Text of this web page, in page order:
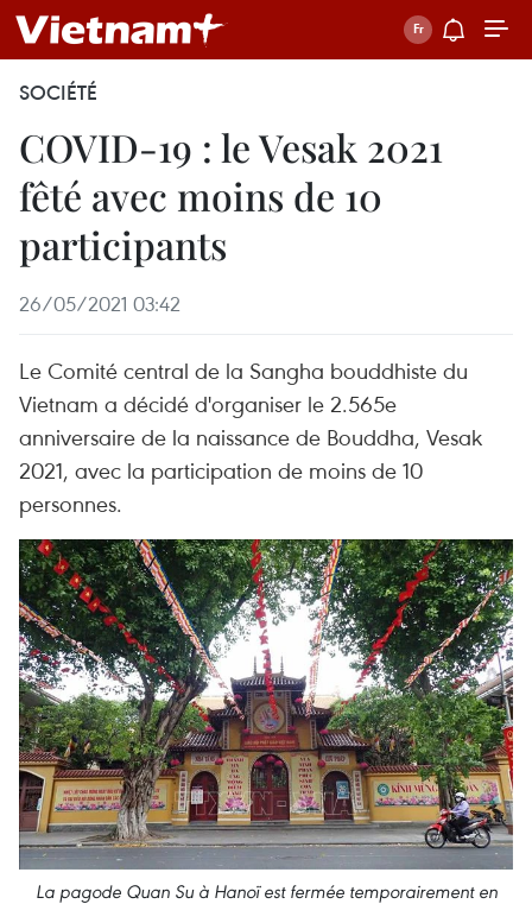
SOCIÉTÉ
COVID-19 : le Vesak 2021
fêté avec moins de 10
participants
26/05/2021 03:42
Le Comité central de la Sangha bouddhiste du
Vietnam a décidé d'organiser le 2.565e
anniversaire de la naissance de Bouddha, Vesak
2021, avec la participation de moins de 10
personnes.
La pagode Quan Su à Hanoï est fermée temporairement en